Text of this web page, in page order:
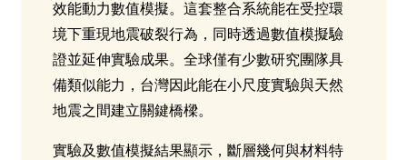
效能動力數值模擬。這套整合系統能在受控環
境下重現地震破裂行為，同時透過數值模擬驗
證並延伸實驗成果。全球僅有少數研究團隊具
備類似能力，台灣因此能在小尺度實驗與天然
地震之間建立關鍵橋樑。
實驗及數值模擬結果顯示，斷層幾何與材料特